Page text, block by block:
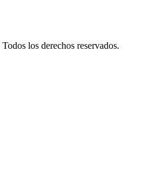
Todos los derechos reservados.